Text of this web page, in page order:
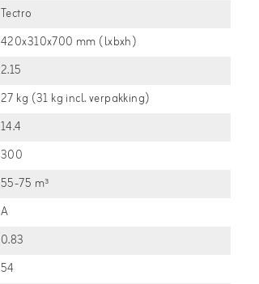
Tectro
420x310x700 mm (lxbxh)
2.15
27 kg (31 kg incl. verpakking)
14.4
300
55-75 m³
A
0.83
54